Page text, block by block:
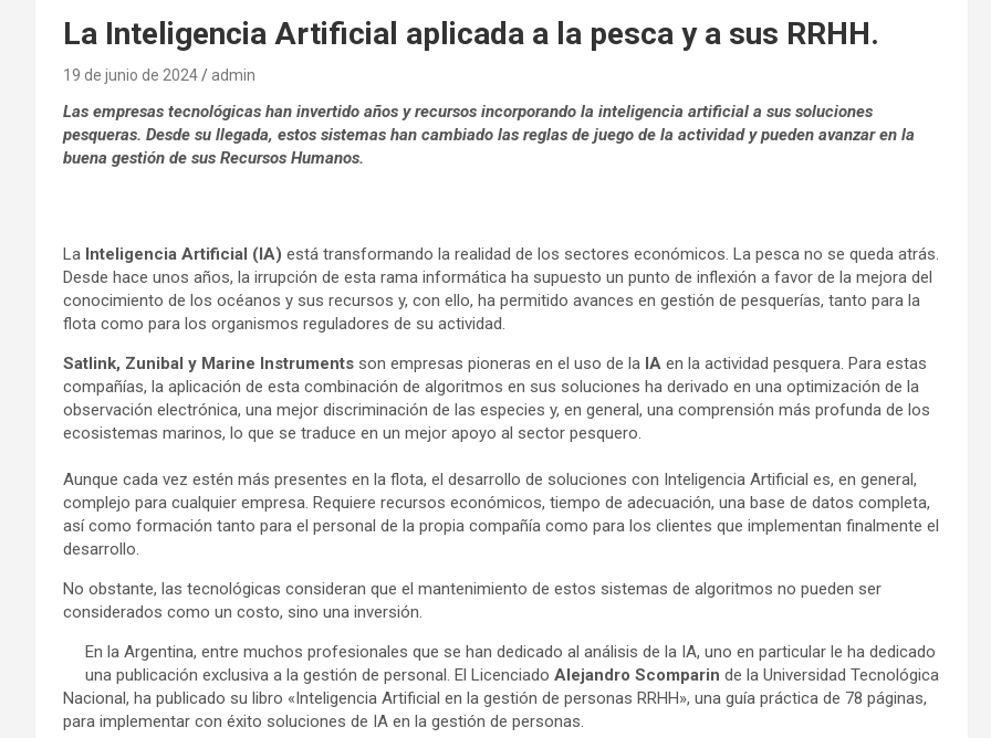
La Inteligencia Artificial aplicada a la pesca y a sus RRHH.
19 de junio de 2024 admin
Las empresas tecnológicas han invertido años y recursos incorporando la inteligencia artificial a sus soluciones
pesqueras. Desde su llegada, estos sistemas han cambiado las reglas de juego de la actividad y pueden avanzar en la
buena gestión de sus Recursos Humanos.
La Inteligencia Artificial (IA) está transformando la realidad de los sectores económicos. La pesca no se queda atrás.
Desde hace unos años, la irrupción de esta rama informática ha supuesto un punto de inflexión a favor de la mejora del
conocimiento de los océanos y sus recursos y, con ello, ha permitido avances en gestión de pesquerías, tanto para la
flota como para los organismos reguladores de su actividad.
Satlink, Zunibal y Marine Instruments son empresas pioneras en el uso de la IA en la actividad pesquera. Para estas
compañías, la aplicación de esta combinación de algoritmos en sus soluciones ha derivado en una optimización de la
observación electrónica, una mejor discriminación de las especies y, en general, una comprensión más profunda de los
ecosistemas marinos, lo que se traduce en un mejor apoyo al sector pesquero.
Aunque cada vez estén más presentes en la flota, el desarrollo de soluciones con Inteligencia Artificial es, en general,
complejo para cualquier empresa. Requiere recursos económicos, tiempo de adecuación, una base de datos completa,
así como formación tanto para el personal de la propia compañía como para los clientes que implementan finalmente el
desarrollo.
No obstante, las tecnológicas consideran que el mantenimiento de estos sistemas de algoritmos no pueden ser
considerados como un costo, sino una inversión.
En la Argentina, entre muchos profesionales que se han dedicado al análisis de la IA, uno en particular le ha dedicado
una publicación exclusiva a la gestión de personal. El Licenciado Alejandro Scomparin de la Universidad Tecnológica
Nacional, ha publicado su libro «Inteligencia Artificial en la gestión de personas RRHH», una guía práctica de 78 páginas,
para implementar con éxito soluciones de IA en la gestión de personas.